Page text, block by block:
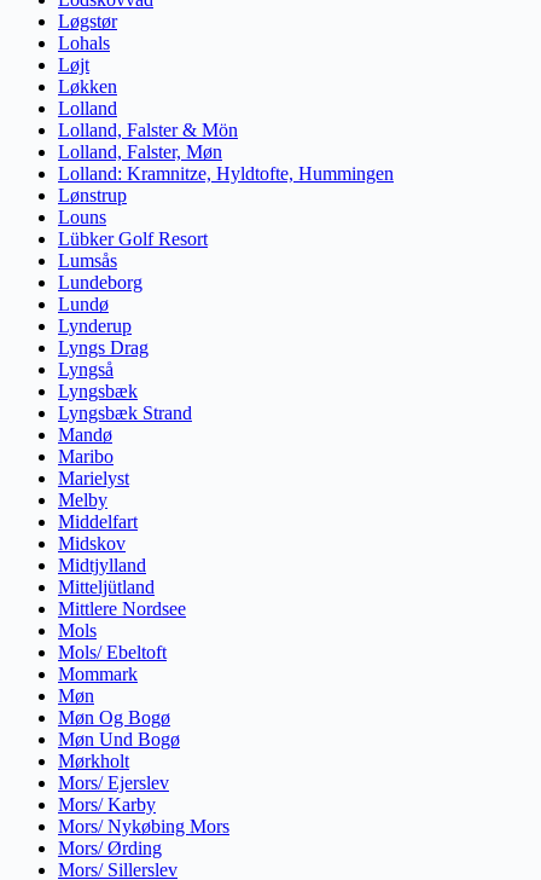
Løgstør
Lohals
Løjt
Løkken
Lolland
Lolland, Falster & Mön
Lolland, Falster, Møn
Lolland: Kramnitze, Hyldtofte, Hummingen
Lønstrup
Louns
Lübker Golf Resort
Lumsås
Lundeborg
Lundø
Lynderup
Lyngs Drag
Lyngså
Lyngsbæk
Lyngsbæk Strand
Mandø
Maribo
Marielyst
Melby
Middelfart
Midskov
Midtjylland
Mitteljütland
Mittlere Nordsee
Mols
Mols/ Ebeltoft
Mommark
Møn
Møn Og Bogø
Møn Und Bogø
Mørkholt
Mors/ Ejerslev
Mors/ Karby
Mors/ Nykøbing Mors
Mors/ Ørding
Mors/ Sillerslev